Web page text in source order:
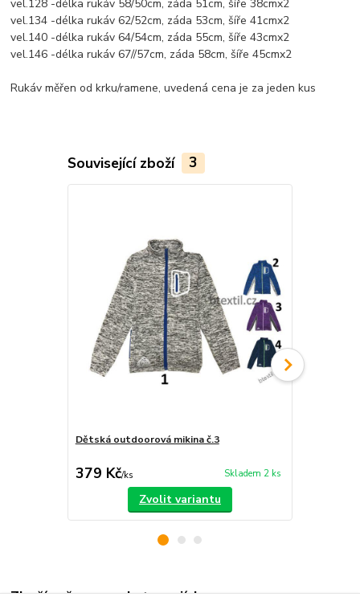
vel.128 -délka rukáv 58/50cm, záda 51cm, šíře 38cmx2
vel.134 -délka rukáv 62/52cm, záda 53cm, šíře 41cmx2
vel.140 -délka rukáv 64/54cm, záda 55cm, šíře 43cmx2
vel.146 -délka rukáv 67//57cm, záda 58cm, šíře 45cmx2
Rukáv měřen od krku/ramene, uvedená cena je za jeden kus
Související zboží 3
Dětská outdoorová mikina č.3
379 Kč/ks Skladem 2 ks
Zvolit variantu
Zboží zařazeno v kategoriích